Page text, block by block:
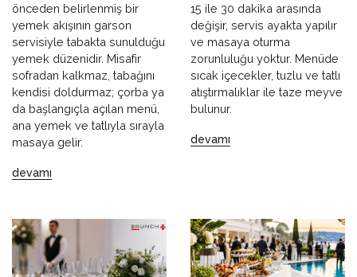
önceden belirlenmiş bir
yemek akışının garson
servisiyle tabakta sunulduğu
yemek düzenidir. Misafir
sofradan kalkmaz, tabağını
kendisi doldurmaz; çorba ya
da başlangıçla açılan menü,
ana yemek ve tatlıyla sırayla
masaya gelir.
devamı
15 ile 30 dakika arasında
değişir, servis ayakta yapılır
ve masaya oturma
zorunluluğu yoktur. Menüde
sıcak içecekler, tuzlu ve tatlı
atıştırmalıklar ile taze meyve
bulunur.
devamı